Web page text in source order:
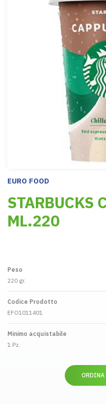
EURO FOOD
STARBUCKS
ML.220
Peso
220 gr.
Codice Prodotto
EFO1011401
Minimo acquistabile
1 Pz.
ORDINA